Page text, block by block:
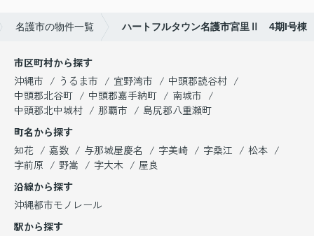
名護市の物件一覧 ハートフルタウン名護市宮里Ⅱ 4期I号棟
市区町村から探す
沖縄市
うるま市 宜野湾市
中頭郡読谷村
中頭郡北谷町
中頭郡嘉手納町
南城市
中頭郡北中城村
那覇市
島尻郡八重瀬町
町名から探す
知花
嘉数 与那城屋慶名 字美崎 字桑江
松本
字前原
野嵩 字大木
屋良
沿線から探す
沖縄都市モノレール
駅から探す